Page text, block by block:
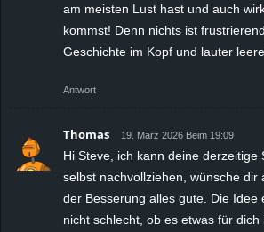
am meisten Lust hast und auch
kommst! Denn nichts ist
Geschichte im Kopf und lauter leere
Antwort
Thomas 19. März 2026 Beim 19:09
Hi Steve, ich kann deine derzeitige
selbst nachvollziehen, wünsche dir
der Besserung alles gute. Die Idee
nicht schlecht, ob es etwas für